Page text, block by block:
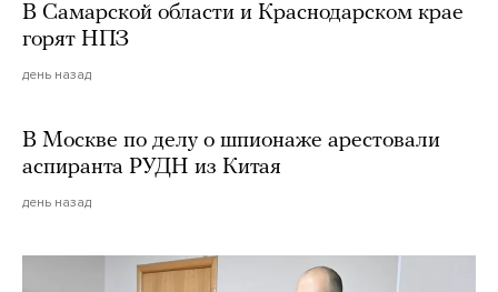
В Самарской области и Краснодарском крае
горят НПЗ
день назад
В Москве по делу о шпионаже арестовали
аспиранта РУДН из Китая
день назад